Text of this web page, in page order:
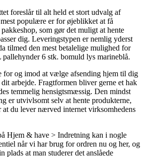
foreslår til alt held et stort udvalg af
populære er for øjeblikket at få
som gør det muligt at hente
dig. Leveringstypen er nemlig yderst
tilmed den mest betalelige mulighed for
6 stk. bomuld lys marineblå.
for og imod at vælge afsending hjem til dig
arbejde. Fragtformen bliver gerne et hak
temmelig hensigtsmæssig. Den mindst
er utvivlsomt selv at hente produkterne,
du lever nærved internet virksomhedens
Hjem & have > Indretning kan i nogle
når vi har brug for ordren nu og her, og
plads at man studerer det anslåede